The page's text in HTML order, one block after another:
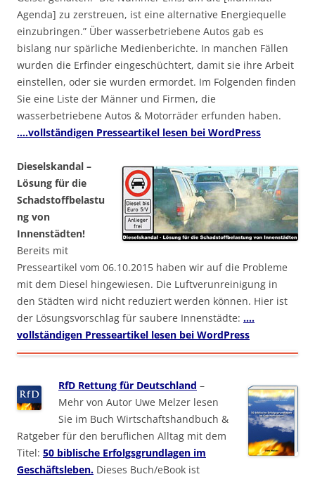
Agenda] zu zerstreuen, ist eine alternative Energiequelle
einzubringen.” Über wasserbetriebene Autos gab es
bislang nur spärliche Medienberichte. In manchen Fällen
wurden die Erfinder eingeschüchtert, damit sie ihre Arbeit
einstellen, oder sie wurden ermordet. Im Folgenden finden
Sie eine Liste der Männer und Firmen, die
wasserbetriebene Autos & Motorräder erfunden haben.
….vollständigen Presseartikel lesen bei WordPress
Dieselskandal –
Lösung für die
Schadstoffbelastu
ng von
Innenstädten!
Bereits mit
Presseartikel vom 06.10.2015 haben wir auf die Probleme
mit dem Diesel hingewiesen. Die Luftverunreinigung in
den Städten wird nicht reduziert werden können. Hier ist
der Lösungsvorschlag für saubere Innenstädte: ….
vollständigen Presseartikel lesen bei WordPress
RfD Rettung für Deutschland –
Mehr von Autor Uwe Melzer lesen
Sie im Buch Wirtschaftshandbuch &
Ratgeber für den beruflichen Alltag mit dem
Titel: 50 biblische Erfolgsgrundlagen im
Geschäftsleben. Dieses Buch/eBook ist